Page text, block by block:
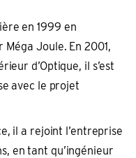
en 1999 en
Joule. En 2001,
d’Optique, il s’est
avec le projet
il a rejoint l’entreprise
en tant qu’ingénieur